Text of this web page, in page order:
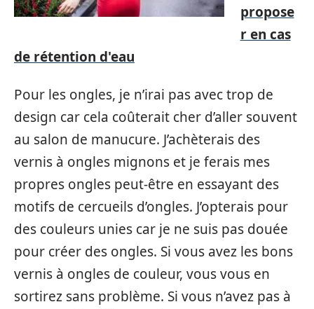
propose
r en cas
de rétention d'eau
Pour les ongles, je n’irai pas avec trop de
design car cela coûterait cher d’aller souvent
au salon de manucure. J’achèterais des
vernis à ongles mignons et je ferais mes
propres ongles peut-être en essayant des
motifs de cercueils d’ongles. J’opterais pour
des couleurs unies car je ne suis pas douée
pour créer des ongles. Si vous avez les bons
vernis à ongles de couleur, vous vous en
sortirez sans problème. Si vous n’avez pas à